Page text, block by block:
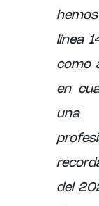
línea
como
en
una
del